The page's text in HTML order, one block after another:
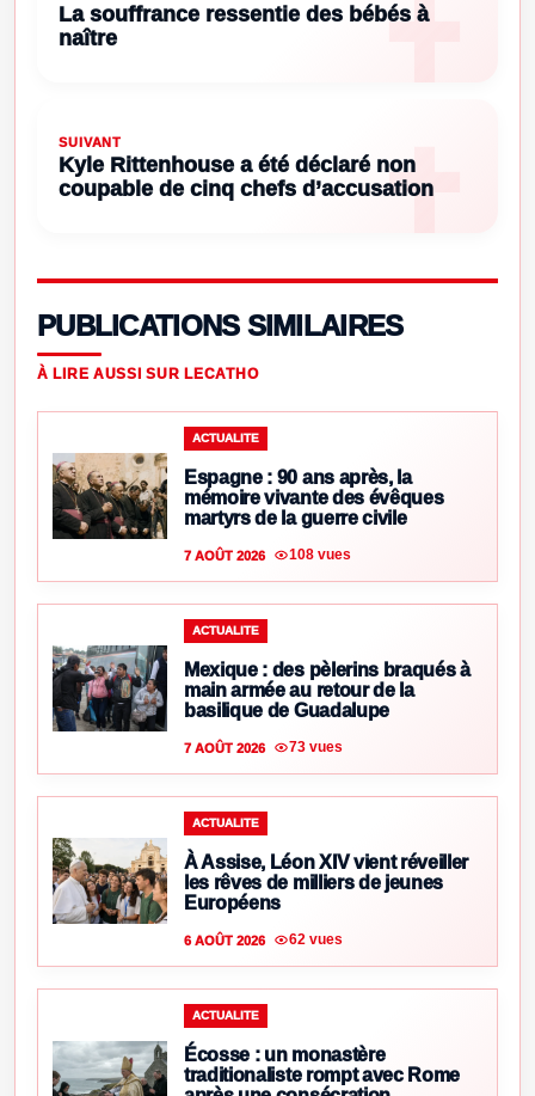
La souffrance ressentie des bébés à
naître
SUIVANT
Kyle Rittenhouse a été déclaré non
coupable de cinq chefs d’accusation
PUBLICATIONS SIMILAIRES
À LIRE AUSSI SUR LECATHO
ACTUALITE
Espagne : 90 ans après, la
mémoire vivante des évêques
martyrs de la guerre civile
7 AOÛT 2026 108 vues
ACTUALITE
Mexique : des pèlerins braqués à
main armée au retour de la
basilique de Guadalupe
7 AOÛT 2026 73 vues
ACTUALITE
À Assise, Léon XIV vient réveiller
les rêves de milliers de jeunes
Européens
6 AOÛT 2026 62 vues
ACTUALITE
Écosse : un monastère
traditionaliste rompt avec Rome